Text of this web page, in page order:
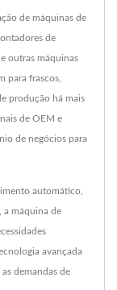
de máquinas de
de
outras máquinas
para frascos,
produção há mais
de OEM e
de negócios para
automático,
a máquina de
avançada
demandas de